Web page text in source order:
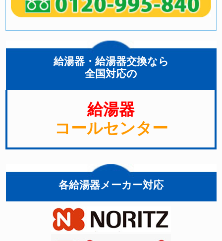
給湯器・給湯器交換なら
全国対応の
給湯器
コールセンター
各給湯器メーカー対応